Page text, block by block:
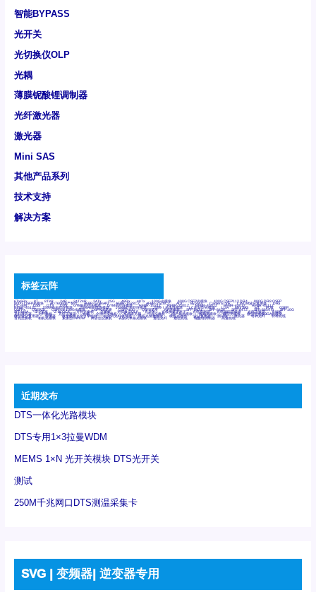
智能BYPASS
光开关
光切换仪OLP
光耦
薄膜铌酸锂调制器
光纤激光器
激光器
Mini SAS
其他产品系列
技术支持
解决方案
标签云阵
6Tx6Rx 8T 8T8R 24R 24T24R 24Tx 25G 48Rx 48Tx 100G光模块 400G OSFP光模块 400G QSFP112 DR4 800G DR8 OSFP
800G OSFP光模块 AD7606国产替代 AFBR-57B4APZ AFBR-1528CZ AFBR-2528CZ AOC Bypass Camera Link CWDM波分复用器 DAS
DC~4M DSS DTS DVS GYMB光纤连接器 GYM光纤连接器 HFBR-1531Z HFBR-2531Z HFBR-4501Z HFBR-4503Z HFBR-4511Z
HFBR-4513Z J599A6光纤连接器 J599A8光电连接器 J599MT光纤连接器 J599Ⅰ光电连接器 LC超短型光模块 LGA Mini SAS MT POB QSFP
QSFP+ QSFP28 QSFP28 100G光模块 QSFP28笼座 QSFP 40G QSFP笼座 RP连接器 SFF-8431 SFF-8436 SFF-8472 SFF-8654 4i SFP 10G
SFP MSA SFP笼座 Z-BLOCK 万兆交换机 交换机 光切换仪OLP 光开关 光模块笼子座子 光电探测器 光电编码器模块 光电连接器 光端机
光纤激光器 光纤跳线 光纤连接器 光耦 全国产交换机 军品级光耦 千兆交换机 国产化光模块 射频光模块 微型光模块 微型可插拔BGA光模块
微型波分复用器 探测器 收发模块光学引擎组件 机架式光纤收发器 模拟光发射模块 模拟光器件 波分复用器 测试版 激光器 特种光纤 特种光缆
百兆交换机 相机光模块 紧凑型DWDM 网管型交换机 表贴式单路光模块 通信光纤 通信光缆 铌酸锂调制器 高速线缆
近期发布
DTS一体化光路模块
DTS专用1×3拉曼WDM
MEMS 1×N 光开关模块 DTS光开关
测试
250M千兆网口DTS测温采集卡
SVG | 变频器| 逆变器专用